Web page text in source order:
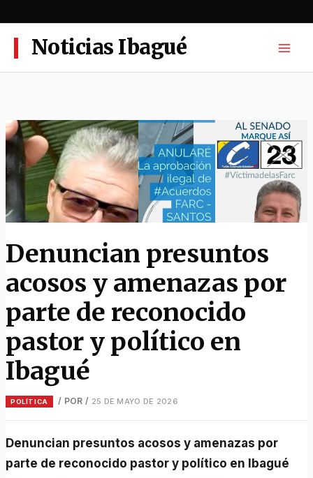
al
contenidoNoticias Ibagué
Denuncian presuntos
acosos y amenazas por
parte de reconocido
pastor y político en
Ibagué
POLÍTICA / POR / 25 DE MAYO DE 2026
Denuncian presuntos acosos y amenazas por
parte de reconocido pastor y político en Ibagué